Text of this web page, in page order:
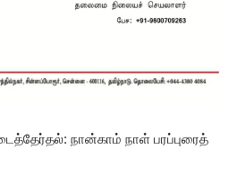
நான்காம் நாள் பரப்புரைத்